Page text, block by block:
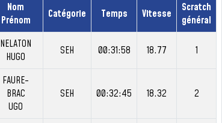
Nom
Prénom
Catégorie Temps Vitesse
Scratch
général
NELATON
HUGO
SEH 00:31:58 18.77 1
FAURE-
BRAC
UGO
SEH 00:32:45 18.32 2